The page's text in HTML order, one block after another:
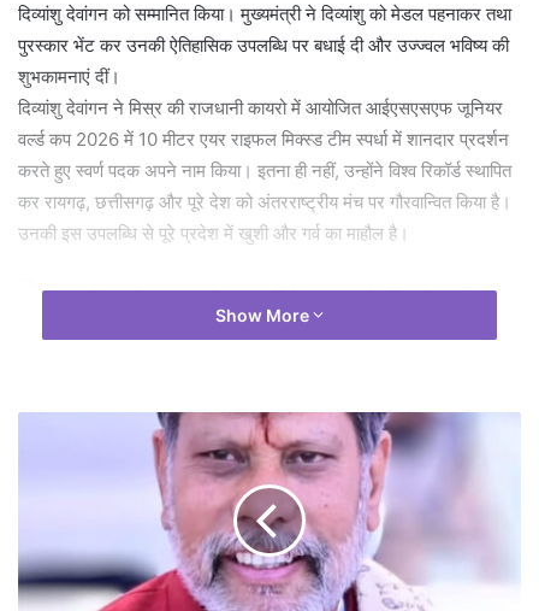
दिव्यांशु देवांगन को सम्मानित किया। मुख्यमंत्री ने दिव्यांशु को मेडल पहनाकर तथा
पुरस्कार भेंट कर उनकी ऐतिहासिक उपलब्धि पर बधाई दी और उज्ज्वल भविष्य की
शुभकामनाएं दीं।
दिव्यांशु देवांगन ने मिस्र की राजधानी कायरो में आयोजित आईएसएसएफ जूनियर
वर्ल्ड कप 2026 में 10 मीटर एयर राइफल मिक्स्ड टीम स्पर्धा में शानदार प्रदर्शन
करते हुए स्वर्ण पदक अपने नाम किया। इतना ही नहीं, उन्होंने विश्व रिकॉर्ड स्थापित
कर रायगढ़, छत्तीसगढ़ और पूरे देश को अंतरराष्ट्रीय मंच पर गौरवान्वित किया है।
उनकी इस उपलब्धि से पूरे प्रदेश में खुशी और गर्व का माहौल है।
लिए गर्व का विषय है। उन्होंने कहा कि दिव्यांशु ने अपनी मेहनत, अनुशासन और
लगन से यह साबित कर दिया है कि छोटे शहरों की प्रतिभाएं भी विश्व मंच पर देश का
नाम रोशन कर सकती हैं। मुख्यमंत्री ने कहा कि राज्य सरकार खेल प्रतिभाओं को
हर संभव प्रोत्साहन देने के लिए प्रतिबद्ध है।
इस अवसर पर प्रदेश के वित्त मंत्री एवं रायगढ़ विधायक श्री ओ.पी.चौधरी ने भी
दिव्यांशु देवांगन को बधाई देते हुए कहा कि उन्होंने अपनी मेहनत और प्रतिभा के दम
Show More